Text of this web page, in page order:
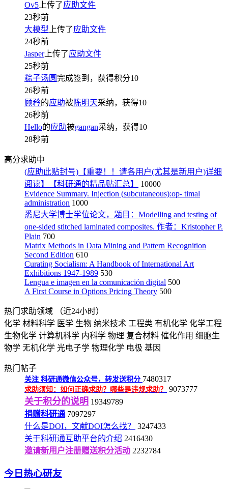
Ov5 上传了应助文件
23秒前
大模型 上传了应助文件
24秒前
Jasper上传了应助文件
25秒前
粽子汤圆完成签到，获得积分10
26秒前
顾矜的应助被陈明天采纳，获得10
26秒前
Hello的应助被gangan采纳，获得10
28秒前
高分求助中
(应助此贴封号)【重要！！请各用户(尤其是新用户)详细
阅读】【科研通的精品贴汇总】
10000
Evidence Summary. Injection (subcutaneous):op- timal
administration 1000
悉尼大学博士学位论文，题目：Modelling and testing of
one-sided stitched laminated composites. 作者：Kristopher P.
Plain 700
Matrix Methods in Data Mining and Pattern Recognition
Second Edition 610
Curating Socialism: A Handbook of International Art
Exhibitions 1947-1989 530
Lengua e imagen en la comunicación digital 500
A First Course in Options Pricing Theory 500
热门求助领域
（近24小时）
化学 材料科学 医学 生物 纳米技术 工程类 有机化学 化学工程
生物化学 计算机科学 内科学 物理 复合材料 催化作用 细胞生
物学 无机化学 光电子学 物理化学 电极 基因
热门帖子
关注 科研通微信公众号，转发送积分 7480317
求助须知：如何正确求助？哪些是违规求助？ 9073777
关于积分的说明 19349789
捐赠科研通 7097297
什么是DOI，文献DOI怎么找？
3247433
关于科研通互助平台的介绍 2416430
邀请新用户注册赠送积分活动 2232784
今日热心研友